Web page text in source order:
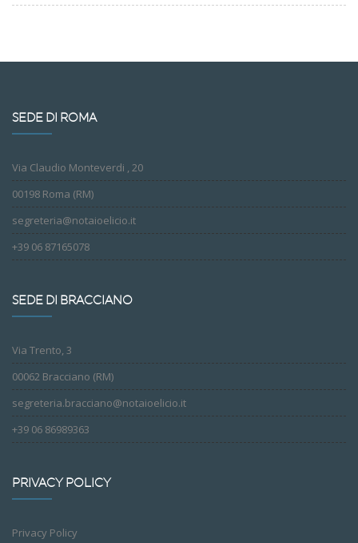
SEDE DI ROMA
Via Claudio Monteverdi , 20
00198 Roma (RM)
segreteria@notaioelicio.it
+39 06 87165078
SEDE DI BRACCIANO
Via Trento, 3
00062 Bracciano (RM)
segreteria.bracciano@notaioelicio.it
+39 06 86989363
PRIVACY POLICY
Privacy Policy